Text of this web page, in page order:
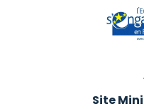
Site